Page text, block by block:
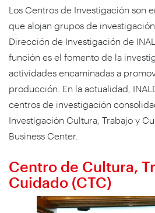
Los Centros de Investigación son
que alojan grupos de
Dirección de Investigación de
función es el fomento de la
actividades encaminadas a
producción. En la actualidad,
centros de investigación
Investigación Cultura, Trabajo y
Business Center.
Centro de Cultura,
Cuidado (CTC)